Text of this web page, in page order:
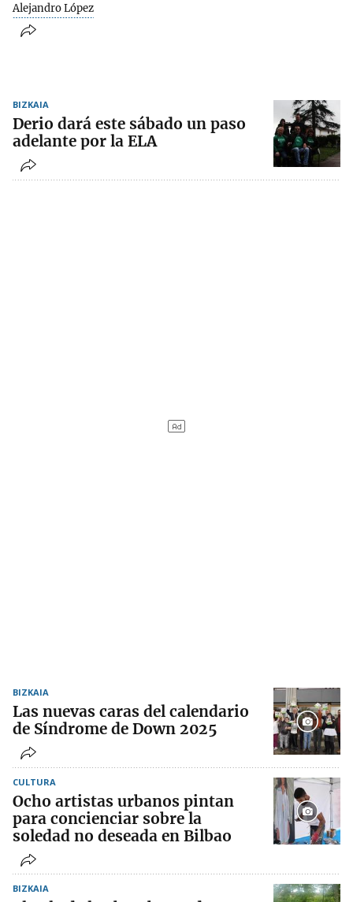
Alejandro López
BIZKAIA
Derio dará este sábado un paso
adelante por la ELA
BIZKAIA
Las nuevas caras del calendario
de Síndrome de Down 2025
CULTURA
Ocho artistas urbanos pintan
para concienciar sobre la
soledad no deseada en Bilbao
BIZKAIA